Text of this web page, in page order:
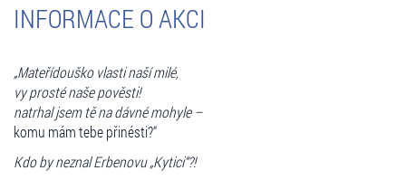
INFORMACE O AKCI
„Mateřídouško vlasti naší milé,
vy prosté naše pověsti!
natrhal jsem tě na dávné mohyle –
komu mám tebe přinésti?“
Kdo by neznal Erbenovu „Kytici“?!